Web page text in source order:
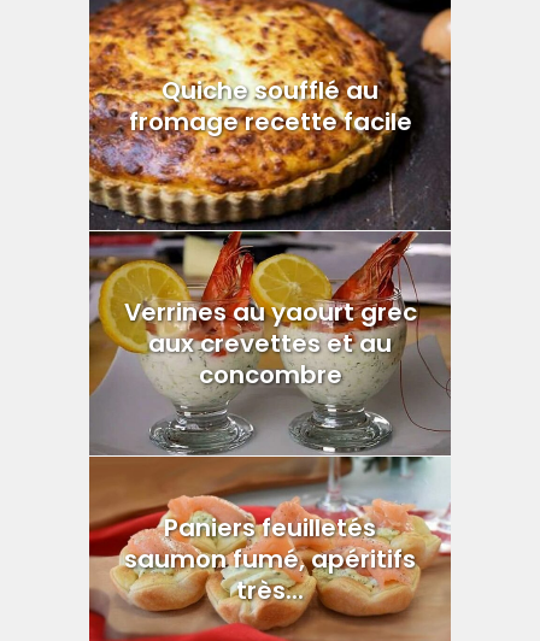
Quiche soufflé au
fromage recette facile
Verrines au yaourt grec
aux crevettes et au
concombre
Paniers feuilletés
saumon fumé, apéritifs
très...